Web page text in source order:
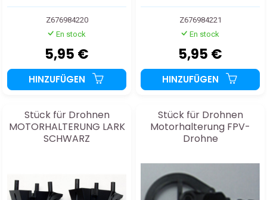
Z676984220
En stock
5,95 €
HINZUFÜGEN
Z676984221
En stock
5,95 €
HINZUFÜGEN
Stück für Drohnen
MOTORHALTERUNG LARK
SCHWARZ
Stück für Drohnen
Motorhalterung FPV-
Drohne